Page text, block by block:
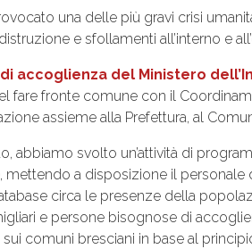
una delle più gravi crisi
e sfollamenti all’interno e
accoglienza del Ministero
fare fronte comune con il
assieme alla Prefettura, al
abbiamo svolto un’attività di
mettendo a disposizione il
circa le presenze della
e persone bisognose di
comuni bresciani in base al